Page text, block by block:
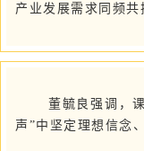
产业发展需求同频共
董毓良强调，
声”中坚定理想信念